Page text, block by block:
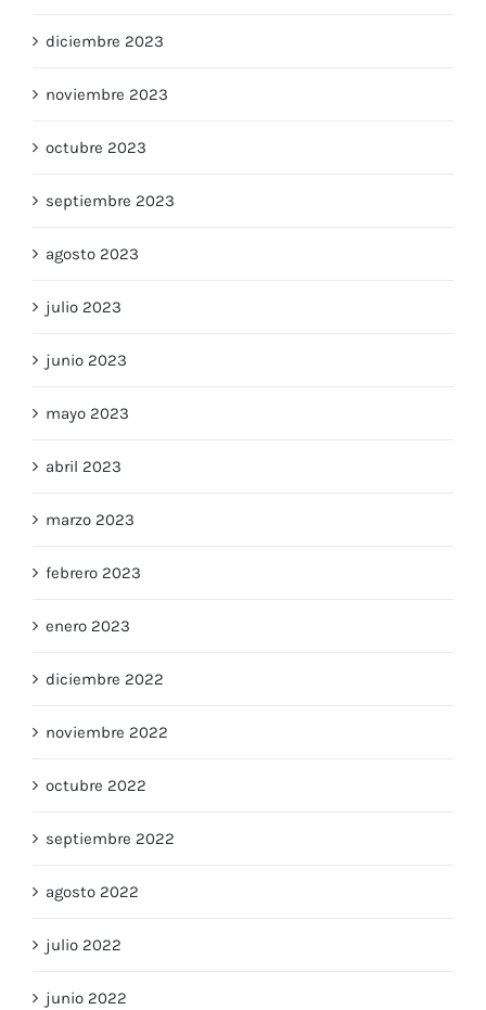
diciembre 2023
noviembre 2023
octubre 2023
septiembre 2023
agosto 2023
julio 2023
junio 2023
mayo 2023
abril 2023
marzo 2023
febrero 2023
enero 2023
diciembre 2022
noviembre 2022
octubre 2022
septiembre 2022
agosto 2022
julio 2022
junio 2022